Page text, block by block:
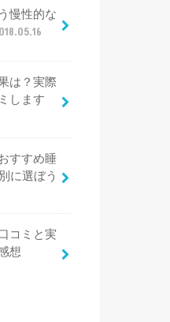
慢性的な
は？実際
します
すすめ睡
に選ぼう
コミと実
想